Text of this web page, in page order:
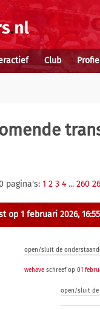
Club
pagina's: 1 2 3 4 ... 260
op 1 februari 2026,
open/sluit de
wehave schreef op01
open/sluit de